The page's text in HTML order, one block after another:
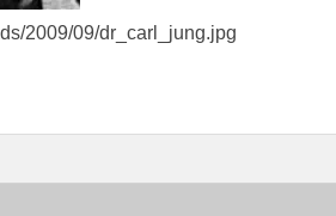
2009/09/dr_carl_jung.jpg